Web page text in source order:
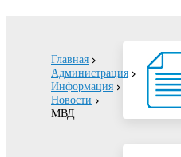
Главная
Администрация
Информация
Новости
МВД